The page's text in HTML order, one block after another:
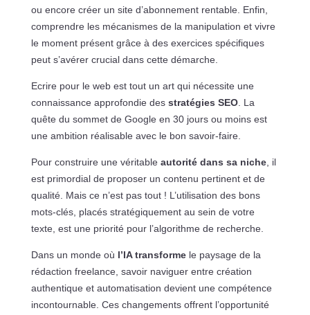
ou encore créer un site d’abonnement rentable. Enfin,
comprendre les mécanismes de la manipulation et vivre
le moment présent grâce à des exercices spécifiques
peut s’avérer crucial dans cette démarche.
Ecrire pour le web est tout un art qui nécessite une
connaissance approfondie des stratégies SEO. La
quête du sommet de Google en 30 jours ou moins est
une ambition réalisable avec le bon savoir-faire.
Pour construire une véritable autorité dans sa niche, il
est primordial de proposer un contenu pertinent et de
qualité. Mais ce n’est pas tout ! L’utilisation des bons
mots-clés, placés stratégiquement au sein de votre
texte, est une priorité pour l’algorithme de recherche.
Dans un monde où l’IA transformele paysage de la
rédaction freelance, savoir naviguer entre création
authentique et automatisation devient une compétence
incontournable. Ces changements offrent l’opportunité